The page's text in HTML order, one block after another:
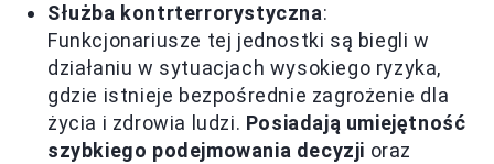
Służba kontrterrorystyczna:
Funkcjonariusze tej jednostki są biegli w
działaniu w sytuacjach wysokiego ryzyka,
gdzie istnieje bezpośrednie zagrożenie dla
życia i zdrowia ludzi. Posiadają umiejętność
szybkiego podejmowania decyzji oraz